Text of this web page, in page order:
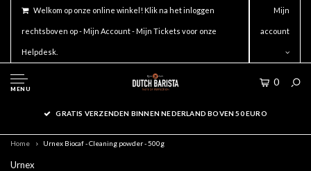
Welkom op onze online winkel! Klik na het inloggen
rechtsboven op - Mijn Account - Mijn Tickets voor onze
Helpdesk.
Mijn
account
MENU
0
GRATIS VERZENDEN BINNEN NEDERLAND BOVEN 50 EURO
Home Urnex Biocaf - Cleaning powder - 500g
Urnex